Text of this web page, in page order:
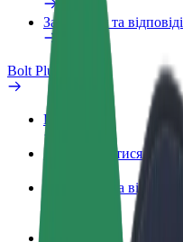
Запитання та відповіді
Bolt Plus
Переваги
Як приєднатися
Запитання та відповіді